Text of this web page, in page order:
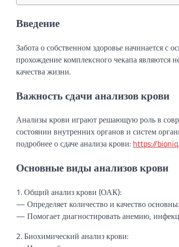
Введение
Забота о собственном здоровье начинается с
прохождение комплексного чекапа являются
качества жизни.
Важность сдачи анализов крови
Анализы крови играют решающую роль в
состоянии внутренних органов и систем
подробнее о сдаче анализа крови: https://
Основные виды анализов крови
1. Общий анализ крови (ОАК):
— Определяет количество и качество
— Помогает диагностировать анемию,
2. Биохимический анализ крови: